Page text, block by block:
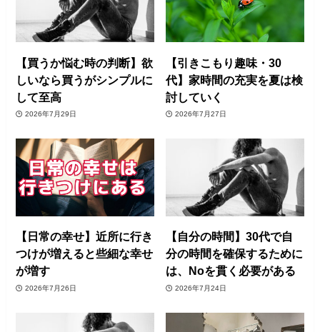
【買うか悩む時の判断】欲
しいなら買うがシンプルに
して至高
2026年7月29日
【引きこもり趣味・30
代】家時間の充実を夏は検
討していく
2026年7月27日
【日常の幸せ】近所に行き
つけが増えると些細な幸せ
が増す
2026年7月26日
【自分の時間】30代で自
分の時間を確保するために
は、Noを貫く必要がある
2026年7月24日